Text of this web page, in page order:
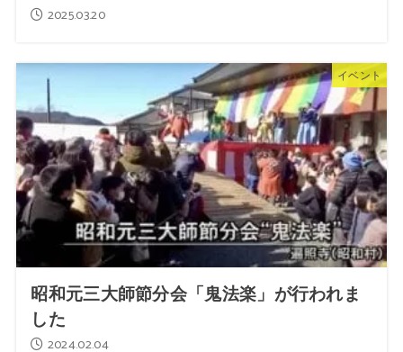
2025.03.20
イベント
昭和元三大師節分会「鬼法楽」が行われま
した
2024.02.04